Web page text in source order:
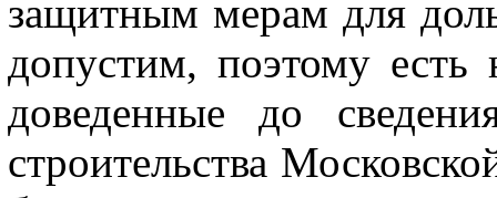
защитным мерам для
допустим, поэтому
доведенные до
строительства